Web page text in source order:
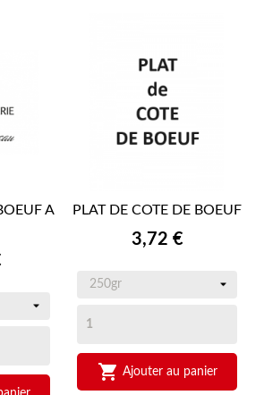
A
PLAT DE COTE DE BOEUF
Prix
3,72 €
 Ajouter au panier